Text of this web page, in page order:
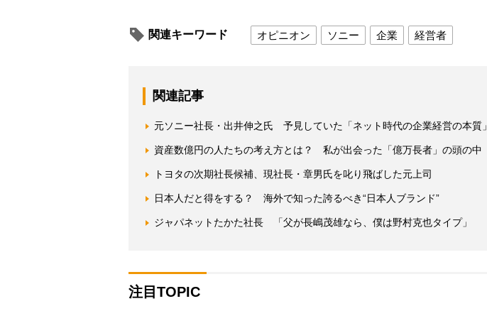
関連キーワード オピニオン ソニー 企業 経営者
関連記事
元ソニー社長・出井伸之氏 予見していた「ネット時代の企業経営の本質」
資産数億円の人たちの考え方とは？ 私が出会った「億万長者」の頭の中
トヨタの次期社長候補、現社長・章男氏を叱り飛ばした元上司
日本人だと得をする？ 海外で知った誇るべき“日本人ブランド”
ジャパネットたかた社長 「父が長嶋茂雄なら、僕は野村克也タイプ」
注目TOPIC